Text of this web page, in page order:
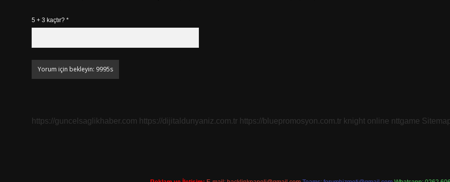
5 + 3 kaçtır? *
https://guncelsaglikhaber.com https://dijitaldunyaniz.com.tr https://bluepromosyon.com.tr knight online nttgame